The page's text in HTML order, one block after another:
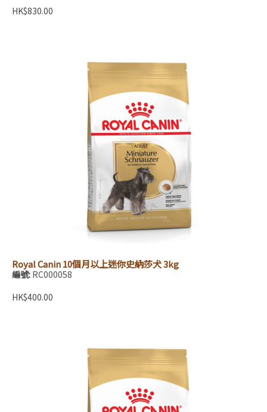
HK$830.00
Royal Canin 10個月以上迷你史納莎犬 3kg
編號: RC000058
HK$400.00